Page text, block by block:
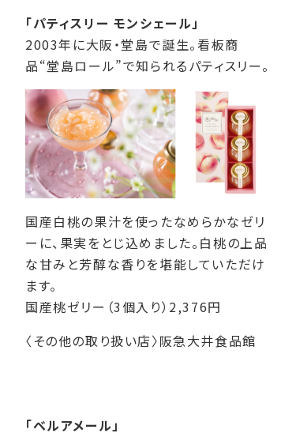
「パティスリー モンシェール」
2003年に大阪・堂島で誕生。看板商
品“堂島ロール”で知られるパティスリー。
国産白桃の果汁を使ったなめらかなゼリ
ーに、果実をとじ込めました。白桃の上品
な甘みと芳醇な香りを堪能していただけ
ます。
国産桃ゼリー（3個入り）2,376円
〈その他の取り扱い店〉阪急大井食品館
「ベルアメール」